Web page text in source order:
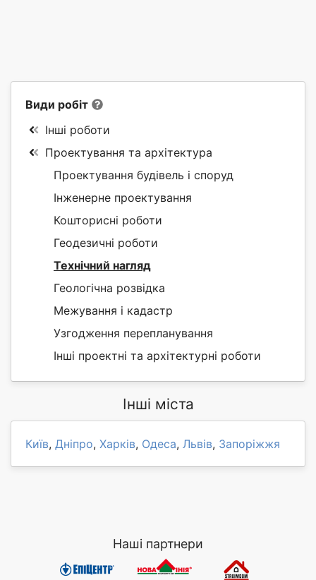
Види робіт
Інші роботи
Проектування та архітектура
Проектування будівель і споруд
Інженерне проектування
Кошторисні роботи
Геодезичні роботи
Технічний нагляд
Геологічна розвідка
Межування і кадастр
Узгодження перепланування
Інші проектні та архітектурні роботи
Інші міста
Київ, Дніпро, Харків, Одеса, Львів, Запоріжжя
Наші партнери